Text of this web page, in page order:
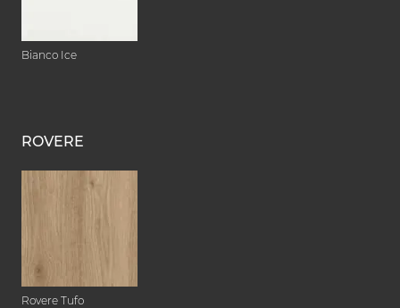
Bianco Ice
ROVERE
Rovere Tufo